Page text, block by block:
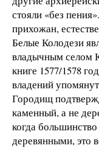
стояли «без
прихожан,
Белые Колодези
владычным селом
книге 1577/1578
владений
Городищ
каменный, а не
когда
деревянными, это